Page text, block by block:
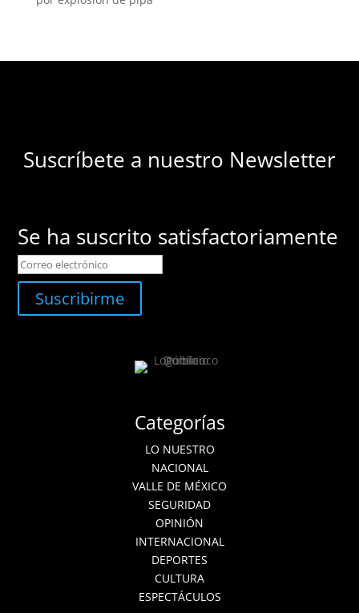
Suscríbete a nuestro Newsletter
Se ha suscrito satisfactoriamente
Suscribirme
Categorías
LO NUESTRO
NACIONAL
VALLE DE MÉXICO
SEGURIDAD
OPINIÓN
INTERNACIONAL
DEPORTES
CULTURA
ESPECTÁCULOS